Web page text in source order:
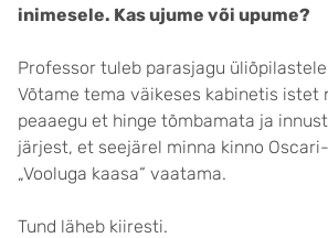
inimesele. Kas ujume või upume?
Professor tuleb parasjagu
Võtame tema väikeses kabinetis istet
peaaegu et hinge tõmbamata ja
järjest, et seejärel minna kinno
„Vooluga kaasa“ vaatama.
Tund läheb kiiresti.